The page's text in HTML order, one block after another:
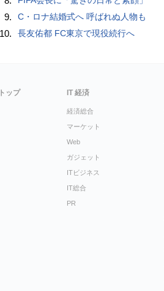
9. C・ロナ結婚式へ 呼ばれぬ人物も
10. 長友佑都 FC東京で現役続行へ
ップ IT 経済
経済総合
マーケット
Web
ガジェット
ITビジネス
IT総合
PR